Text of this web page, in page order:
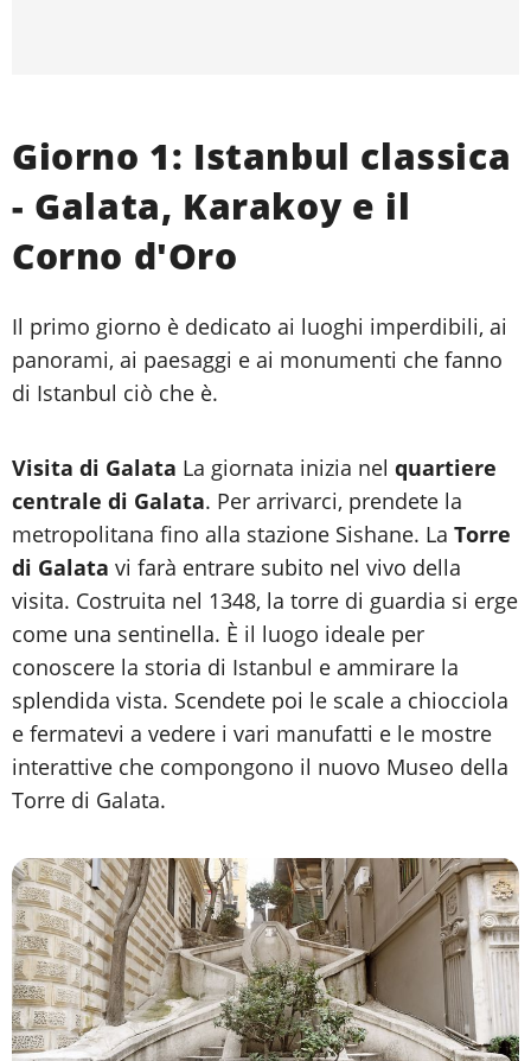
Giorno 1: Istanbul classica
- Galata, Karakoy e il
Corno d'Oro
Il primo giorno è dedicato ai luoghi imperdibili, ai
panorami, ai paesaggi e ai monumenti che fanno
di Istanbul ciò che è.
Visita di Galata La giornata inizia nel quartiere
centrale di Galata. Per arrivarci, prendete la
metropolitana fino alla stazione Sishane. La Torre
di Galata vi farà entrare subito nel vivo della
visita. Costruita nel 1348, la torre di guardia si erge
come una sentinella. È il luogo ideale per
conoscere la storia di Istanbul e ammirare la
splendida vista. Scendete poi le scale a chiocciola
e fermatevi a vedere i vari manufatti e le mostre
interattive che compongono il nuovo Museo della
Torre di Galata.